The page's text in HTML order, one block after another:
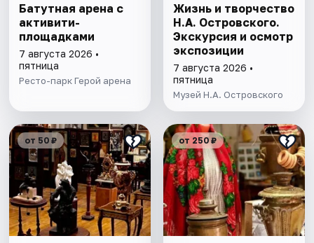
Батутная арена с
активити-
площадками
7 августа 2026 •
пятница
Ресто-парк Герой арена
Жизнь и творчество
Н.А. Островского.
Экскурсия и осмотр
экспозиции
7 августа 2026 •
пятница
Музей Н.А. Островского
от 50 ₽ от 250 ₽